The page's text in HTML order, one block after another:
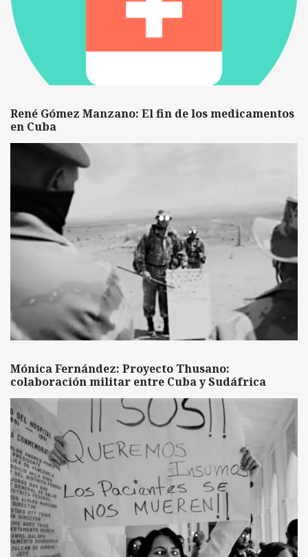
René Gómez Manzano: El fin de los medicamentos
en Cuba
Mónica Fernández: Proyecto Thusano:
colaboración militar entre Cuba y Sudáfrica